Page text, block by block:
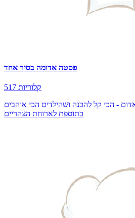
פסטה אדומה בסיר אחד
517 קלוריות
- הכי קל להכנה ושהילדים הכי אוהבים
כתוספת לארוחת הצהריים